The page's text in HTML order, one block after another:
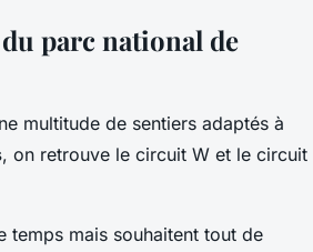
parc national de
multitude de sentiers adaptés à
, on retrouve le circuit W et le circuit
temps mais souhaitent tout de